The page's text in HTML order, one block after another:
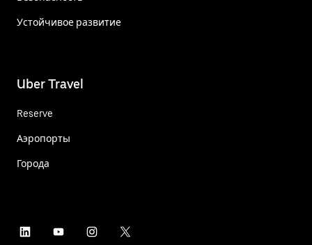
Устойчивое развитие
Uber Travel
Reserve
Аэропорты
Города